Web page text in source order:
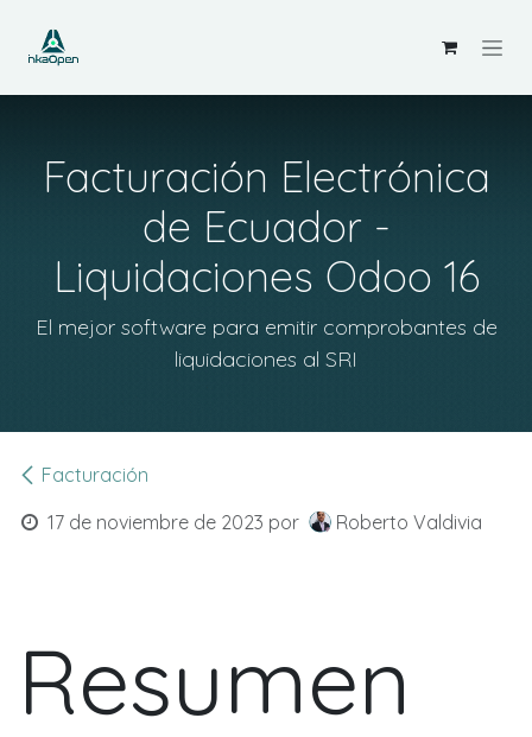
Facturación Electrónica
de Ecuador -
Liquidaciones Odoo 16
El mejor software para emitir comprobantes de
liquidaciones al SRI
Facturación
17 de noviembre de 2023 por Roberto Valdivia
Resumen